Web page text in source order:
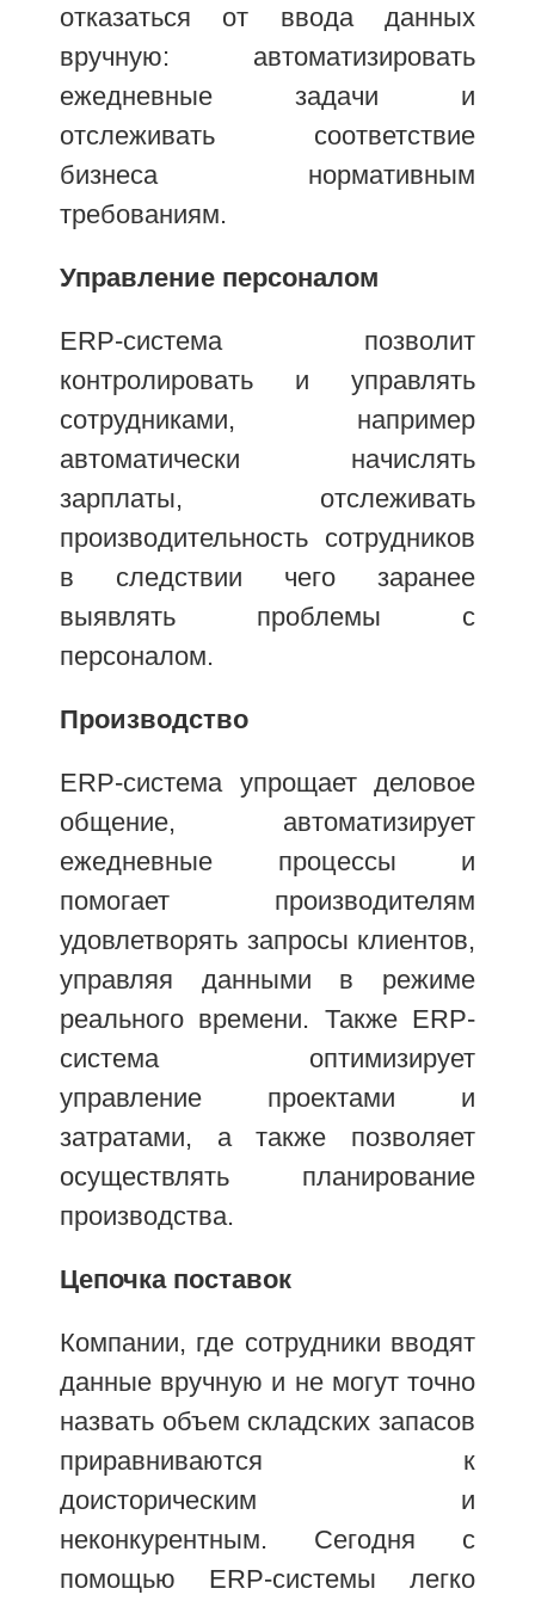
отказаться от ввода данных
вручную: автоматизировать
ежедневные задачи и
отслеживать соответствие
бизнеса нормативным
требованиям.
Управление персоналом
ERP-система позволит
контролировать и управлять
сотрудниками, например
автоматически начислять
зарплаты, отслеживать
производительность сотрудников
в следствии чего заранее
выявлять проблемы с
персоналом.
Производство
ERP-система упрощает деловое
общение, автоматизирует
ежедневные процессы и
помогает производителям
удовлетворять запросы клиентов,
управляя данными в режиме
реального времени. Также ERP-
система оптимизирует
управление проектами и
затратами, а также позволяет
осуществлять планирование
производства.
Цепочка поставок
Компании, где сотрудники вводят
данные вручную и не могут точно
назвать объем складских запасов
приравниваются к
доисторическим и
неконкурентным. Сегодня с
помощью ERP-системы легко